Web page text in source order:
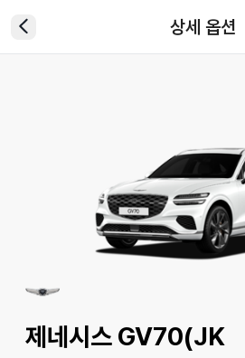
상세 옵션
제네시스 GV70(JK